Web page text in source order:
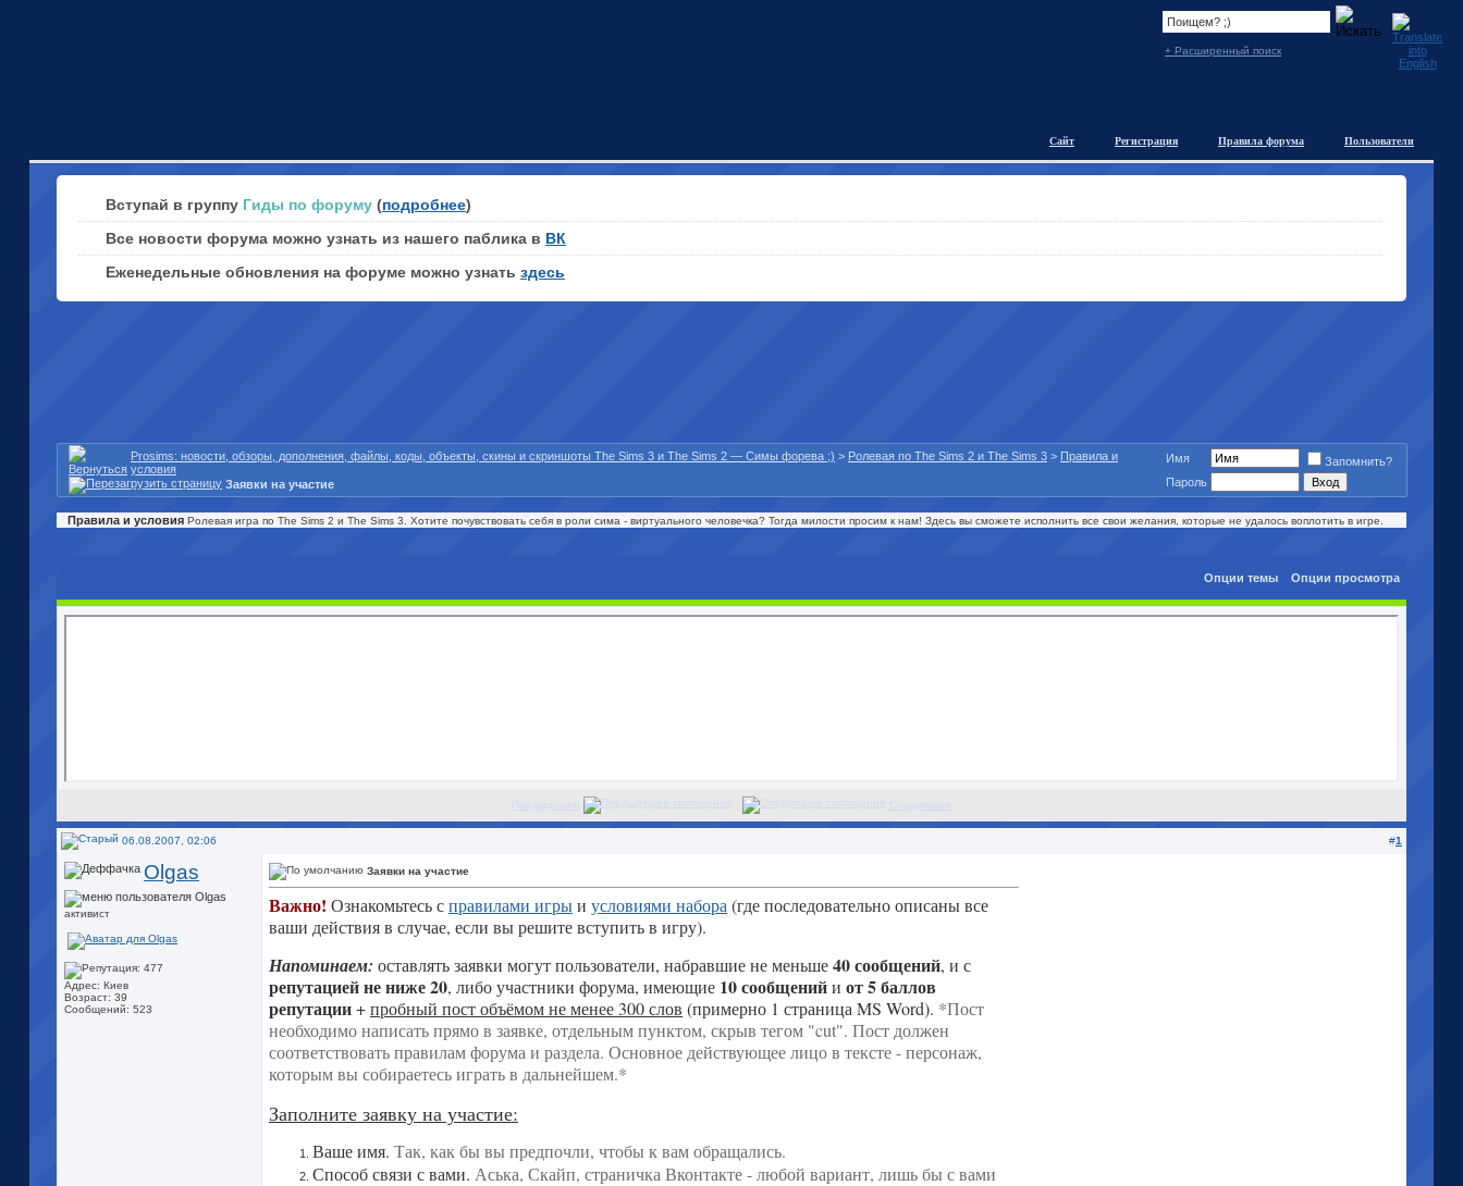
+ Расширенный поиск
Пользователи
Правила форума
Регистрация
Сайт
Вступай в группу Гиды по форуму (подробнее)
Все новости форума можно узнать из нашего паблика в ВК
Еженедельные обновления на форуме можно узнать здесь
Prosims: новости, обзоры, дополнения, файлы, коды, объекты, скины и скриншоты The Sims 3 и The Sims 2 — Симы форева ;) > Ролевая по The Sims 2 и The Sims 3 > Правила и
условия
Заявки на участие
Имя
Запомнить?
Пароль
Правила и условия Ролевая игра по The Sims 2 и The Sims 3. Хотите почувствовать себя в роли сима - виртуального человечка? Тогда милости просим к нам! Здесь вы сможете исполнить все свои желания, которые не удалось воплотить в игре.
Опции темы Опции просмотра
Предыдущее Следующее
06.08.2007, 02:06 #1
Olgas
активист
Адрес: Киев
Возраст: 39
Сообщений: 523
Заявки на участие
Важно! Ознакомьтесь справилами игрыи условиями набора (где последовательно описаны все
ваши действия в случае, если вы решите вступить в игру).
Напоминаем: оставлять заявки могут пользователи, набравшие не меньше40 сообщений, и с
репутацией не ниже 20, либо участники форума, имеющие 10 сообщенийи от 5 баллов
репутации+пробный пост объёмом не менее 300 слов (примерно 1 страница MS Word). *Пост
необходимо написать прямо в заявке, отдельным пунктом, скрыв тегом "cut". Пост должен
соответствовать правилам форума и раздела. Основное действующее лицо в тексте - персонаж,
которым вы собираетесь играть в дальнейшем.*
Заполните заявку на участие:
Ваше имя. Так, как бы вы предпочли, чтобы к вам обращались.
Способ связи с вами. Аська, Скайп, страничка Вконтакте - любой вариант, лишь бы с вами